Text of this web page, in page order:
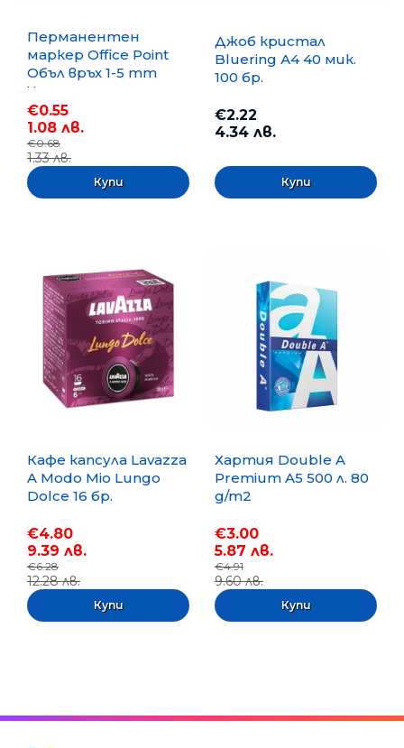
Перманентен
маркер Office Point
Объл връх 1-5 mm
Черен
€0.55
1.08 лв.
€0.68
1.33 лв.
Джоб кристал
Bluering А4 40 мик.
100 бр.
€2.22
4.34 лв.
Кафе капсула Lavazza
A Modo Mio Lungo
Dolce 16 бр.
€4.80
9.39 лв.
€6.28
12.28 лв.
Хартия Double A
Premium A5 500 л. 80
g/m2
€3.00
5.87 лв.
€4.91
9.60 лв.